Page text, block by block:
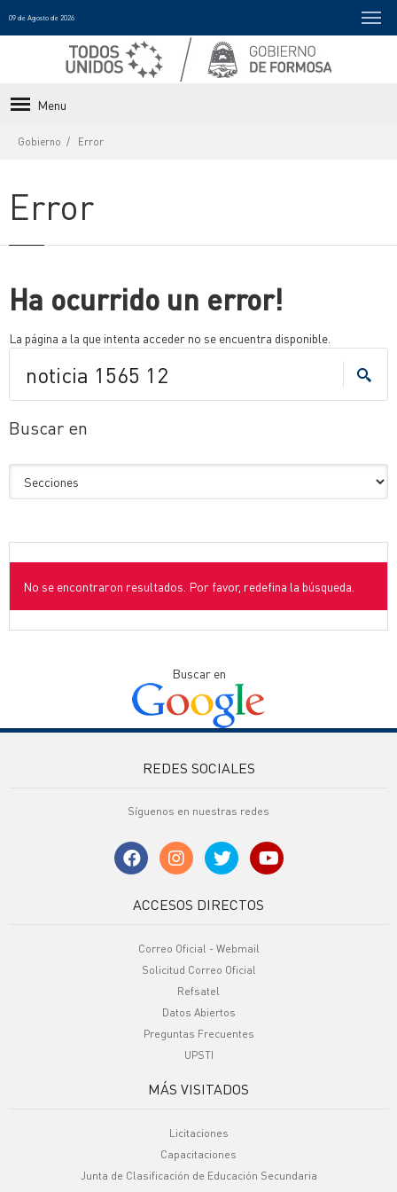
09 de Agosto de 2026
Menu
Gobierno Error
Error
Ha ocurrido un error!
La página a la que intenta acceder no se encuentra disponible.
Buscar en
No se encontraron resultados. Por favor, redefina la búsqueda.
Buscar en
REDES SOCIALES
Síguenos en nuestras redes
ACCESOS DIRECTOS
Correo Oficial - Webmail
Solicitud Correo Oficial
Refsatel
Datos Abiertos
Preguntas Frecuentes
UPSTI
MÁS VISITADOS
Licitaciones
Capacitaciones
Junta de Clasificación de Educación Secundaria